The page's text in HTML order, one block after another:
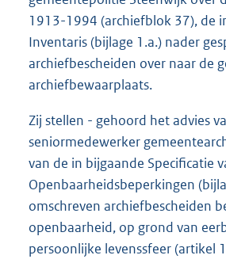
1913-1994 (archiefblok 37), de
Inventaris (bijlage 1.a.) nader
archiefbescheiden over naar de
archiefbewaarplaats.
Zij stellen - gehoord het advies
seniormedewerker
van de in bijgaande Specificatie
Openbaarheidsbeperkingen
omschreven archiefbescheiden
openbaarheid, op grond van
persoonlijke levenssfeer (artikel